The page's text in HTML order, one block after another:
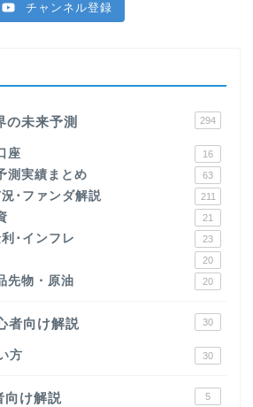
チャンネル登録
の未来予測 294
座 16
測実績まとめ 63
･ファンダ解説 211
21
･インフレ 23
20
先物・原油 20
者向け解説 30
方 30
向け解説 5